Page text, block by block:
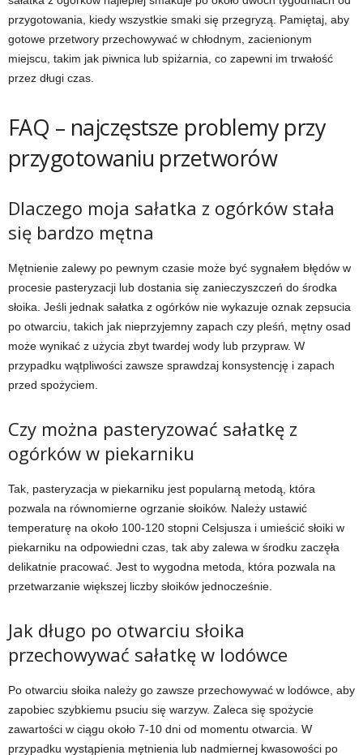
przygotowania, kiedy wszystkie smaki się przegryzą. Pamiętaj, aby
gotowe przetwory przechowywać w chłodnym, zacienionym
miejscu, takim jak piwnica lub spiżarnia, co zapewni im trwałość
przez długi czas.
FAQ – najczęstsze problemy przy
przygotowaniu przetworów
Dlaczego moja sałatka z ogórków stała
się bardzo mętna
Mętnienie zalewy po pewnym czasie może być sygnałem błędów w
procesie pasteryzacji lub dostania się zanieczyszczeń do środka
słoika. Jeśli jednak sałatka z ogórków nie wykazuje oznak zepsucia
po otwarciu, takich jak nieprzyjemny zapach czy pleśń, mętny osad
może wynikać z użycia zbyt twardej wody lub przypraw. W
przypadku wątpliwości zawsze sprawdzaj konsystencję i zapach
przed spożyciem.
Czy można pasteryzować sałatkę z
ogórków w piekarniku
Tak, pasteryzacja w piekarniku jest popularną metodą, która
pozwala na równomierne ogrzanie słoików. Należy ustawić
temperaturę na około 100-120 stopni Celsjusza i umieścić słoiki w
piekarniku na odpowiedni czas, tak aby zalewa w środku zaczęła
delikatnie pracować. Jest to wygodna metoda, która pozwala na
przetwarzanie większej liczby słoików jednocześnie.
Jak długo po otwarciu słoika
przechowywać sałatkę w lodówce
Po otwarciu słoika należy go zawsze przechowywać w lodówce, aby
zapobiec szybkiemu psuciu się warzyw. Zaleca się spożycie
zawartości w ciągu około 7-10 dni od momentu otwarcia. W
przypadku wystąpienia mętnienia lub nadmiernej kwasowości po